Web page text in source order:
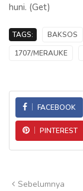
huni. (Get)
TAGS: BAKSOS
1707/MERAUKE
FACEBOOK
PINTEREST
Sebelumnya